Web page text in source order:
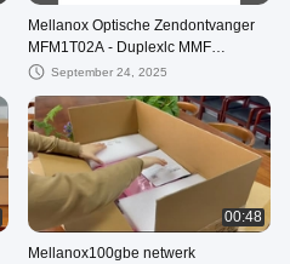
Mellanox Optische Zendontvanger
MFM1T02A - Duplexlc MMF
Optische de Zendontvangermodule
September 24, 2025
00:48
Mellanox100gbe netwerk